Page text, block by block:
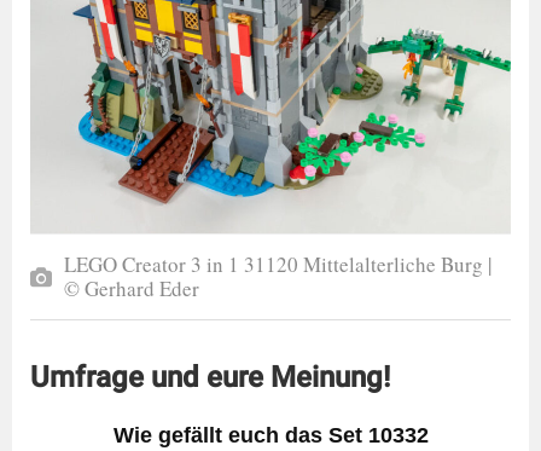
LEGO Creator 3 in 1 31120 Mittelalterliche Burg |
© Gerhard Eder
Umfrage und eure Meinung!
Wie gefällt euch das Set 10332